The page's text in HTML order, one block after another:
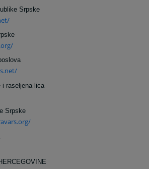
Srpske
i raseljena lica
Srpske